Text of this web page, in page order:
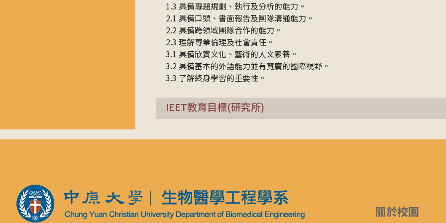
1.3 具備專題規劃、執行及分析的能力。
2.1 具備口頭、書面報告及團隊溝通能力。
2.2 具備跨領域團隊合作的能力。
2.3 理解專業倫理及社會責任。
3.1 具備欣賞文化、藝術的人文素養。
3.2 具備基本的外語能力並有寬廣的國際視野。
3.3 了解終身學習的重要性。
IEET教育目標(研究所)
關於校園